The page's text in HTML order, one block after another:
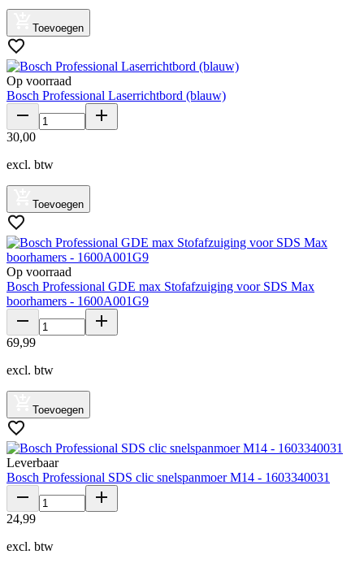
Toevoegen
Op voorraad
Bosch Professional Laserrichtbord (blauw)
30,00
excl. btw
Toevoegen
Op voorraad
Bosch Professional GDE max Stofafzuiging voor SDS Max
boorhamers - 1600A001G9
69,99
excl. btw
Toevoegen
Leverbaar
Bosch Professional SDS clic snelspanmoer M14 - 1603340031
24,99
excl. btw